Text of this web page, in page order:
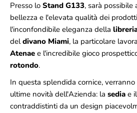
Presso lo Stand G133, sarà possibile
bellezza e l'elevata qualità dei
l'inconfondibile eleganza della
deldivano Miami, la particolare
Atenae e l'incredibile gioco
rotondo.
In questa splendida cornice,
ultime novità dell'Azienda: la sedia e il
contraddistinti da un design